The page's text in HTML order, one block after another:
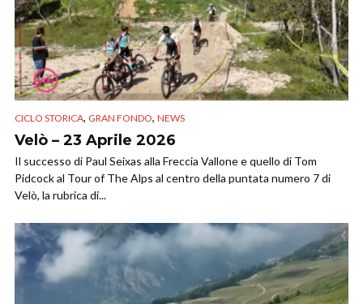
CICLO STORICA, GRAN FONDO, NEWS
Velò – 23 Aprile 2026
Il successo di Paul Seixas alla Freccia Vallone e quello di Tom
Pidcock al Tour of The Alps al centro della puntata numero 7 di
Velò, la rubrica di...